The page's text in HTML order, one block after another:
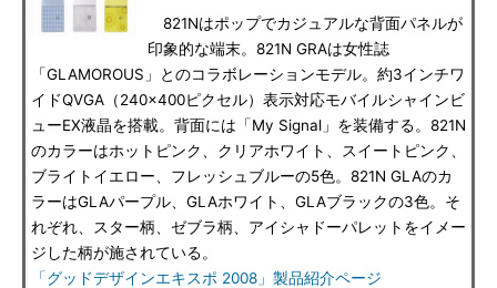
821Nはポップでカジュアルな背面パネルが
印象的な端末。821N GRAは女性誌
「GLAMOROUS」とのコラボレーションモデル。約3インチワ
イドQVGA（240×400ピクセル）表示対応モバイルシャインビ
ューEX液晶を搭載。背面には「My Signal」を装備する。821N
のカラーはホットピンク、クリアホワイト、スイートピンク、
ブライトイエロー、フレッシュブルーの5色。821N GLAのカ
ラーはGLAパープル、GLAホワイト、GLAブラックの3色。そ
れぞれ、スター柄、ゼブラ柄、アイシャドーパレットをイメー
ジした柄が施されている。
「グッドデザインエキスポ 2008」製品紹介ページ